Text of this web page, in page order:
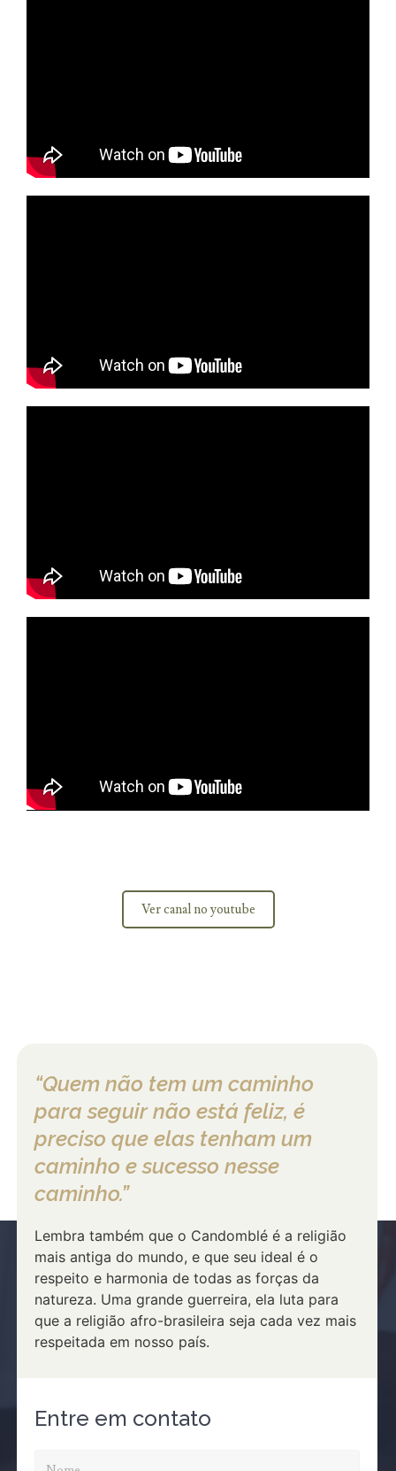
Ver canal no youtube
“Quem não tem um caminho
para seguir não está feliz, é
preciso que elas tenham um
caminho e sucesso nesse
caminho.”
Lembra também que o Candomblé é a religião
mais antiga do mundo, e que seu ideal é o
respeito e harmonia de todas as forças da
natureza. Uma grande guerreira, ela luta para
que a religião afro-brasileira seja cada vez mais
respeitada em nosso país.
Entre em contato